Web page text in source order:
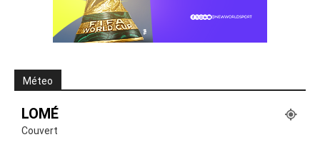
Méteo
LOMÉ
Couvert